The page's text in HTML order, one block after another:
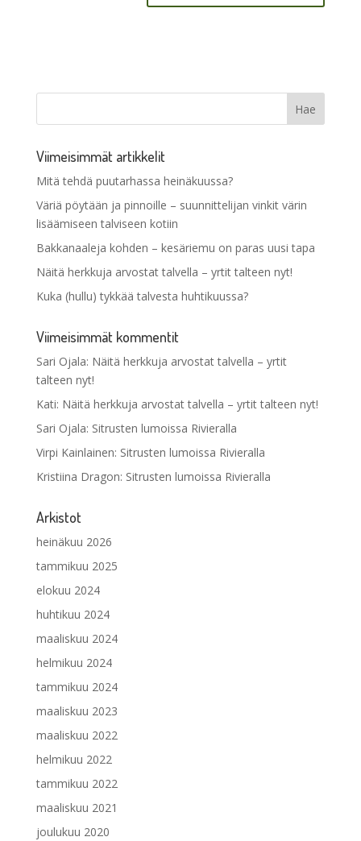
Viimeisimmät artikkelit
Mitä tehdä puutarhassa heinäkuussa?
Väriä pöytään ja pinnoille – suunnittelijan vinkit värin
lisäämiseen talviseen kotiin
Bakkanaaleja kohden – kesäriemu on paras uusi tapa
Näitä herkkuja arvostat talvella – yrtit talteen nyt!
Kuka (hullu) tykkää talvesta huhtikuussa?
Viimeisimmät kommentit
Sari Ojala: Näitä herkkuja arvostat talvella – yrtit
talteen nyt!
Kati: Näitä herkkuja arvostat talvella – yrtit talteen nyt!
Sari Ojala: Sitrusten lumoissa Rivieralla
Virpi Kainlainen: Sitrusten lumoissa Rivieralla
Kristiina Dragon: Sitrusten lumoissa Rivieralla
Arkistot
heinäkuu 2026
tammikuu 2025
elokuu 2024
huhtikuu 2024
maaliskuu 2024
helmikuu 2024
tammikuu 2024
maaliskuu 2023
maaliskuu 2022
helmikuu 2022
tammikuu 2022
maaliskuu 2021
joulukuu 2020